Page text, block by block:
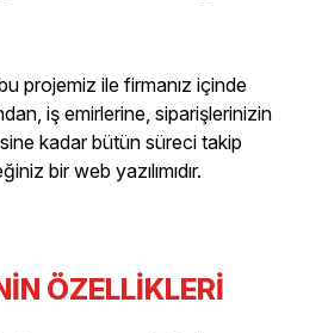
projemiz ile firmanız içinde
iş emirlerine, siparişlerinizin
kadar bütün süreci takip
bir web yazılımıdır.
ÖZELLIKLERI